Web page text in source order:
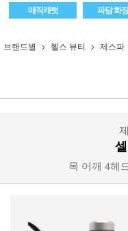
매직캐럿
파담 화
브랜드별 헬스 뷰티 제스파
목 어깨 4헤